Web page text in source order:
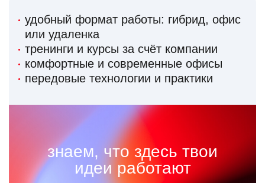
удобный формат работы: гибрид, офис
или удаленка
тренинги и курсы за счёт компании
комфортные и современные офисы
передовые технологии и практики
знаем, что здесь твои
идеи работают